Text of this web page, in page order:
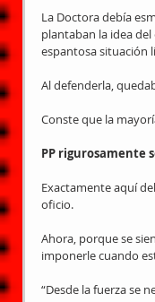
La Doctora debía
plantaban la idea del
espantosa situación
Al defenderla,
Conste que la
PP rigurosamente
Exactamente aquí
oficio.
Ahora, porque se
imponerle cuando
“Desde la fuerza se